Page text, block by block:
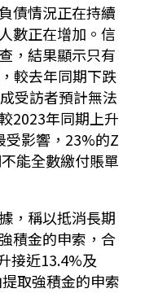
債情況正在持續
數正在增加。信
，結果顯示只有
較去年同期下跌
受訪者預計無法
2023年同期上升
受影響，23%的Z
能全數繳付賬單
，稱以抵消長期
積金的申索，合
接近13.4%及
取強積金的申索